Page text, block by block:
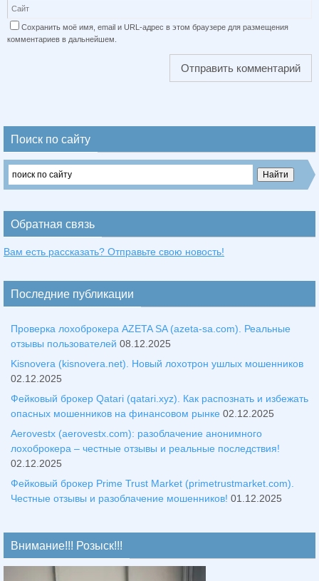
Сохранить моё имя, email и URL-адрес в этом браузере для размещения
комментариев в дальнейшем.
Поиск по сайту
Обратная связь
Вам есть рассказать? Отправьте свою новость!
Последние публикации
Проверка лохоброкера AZETA SA (azeta-sa.com). Реальные
отзывы пользователей 08.12.2025
Kisnovera (kisnovera.net). Новый лохотрон ушлых мошенников
02.12.2025
Фейковый брокер Qatari (qatari.xyz). Как распознать и избежать
опасных мошенников на финансовом рынке 02.12.2025
Aerovestx (aerovestx.com): разоблачение анонимного
лохоброкера – честные отзывы и реальные последствия!
02.12.2025
Фейковый брокер Prime Trust Market (primetrustmarket.com).
Честные отзывы и разоблачение мошенников! 01.12.2025
Внимание!!! Розыск!!!